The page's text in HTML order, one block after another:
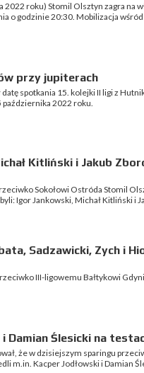
2022 roku) Stomil Olsztyn zagra na
o godzinie 20:30. Mobilizacja
przy jupiterach
spotkania 15. kolejki II ligi z
października 2022 roku.
Kitliński i Jakub
Sokołowi Ostróda Stomil
Igor Jankowski, Michał Kitliński i
Sadzawicki, Zych i
III-ligowemu Bałtykowi
i Damian Ślesicki na
że w dzisiejszym sparingu
m.in. Kacper Jodłowski i Damian